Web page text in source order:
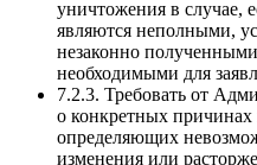
уничтожения в случае,
являются неполными,
незаконно
необходимыми для
7.2.3. Требовать от
о конкретных
определяющих
изменения или